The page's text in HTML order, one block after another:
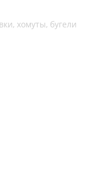
хомуты, бугели